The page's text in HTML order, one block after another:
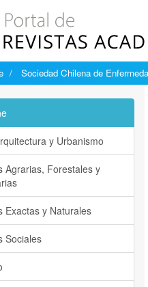
Sociedad Chilena de
y Urbanismo
Agrarias, Forestales y
Exactas y Naturales
Sociales